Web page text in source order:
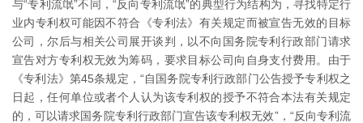
与“专利流氓”不同，“反向专利流氓”的典型行为结构为，寻找特定行
业内专利权可能因不符合《专利法》有关规定而被宣告无效的目标
公司，尔后与相关公司展开谈判，以不向国务院专利行政部门请求
宣告对方专利权无效为筹码，要求目标公司向自身支付费用。由于
《专利法》第45条规定，“自国务院专利行政部门公告授予专利权之
日起，任何单位或者个人认为该专利权的授予不符合本法有关规定
的，可以请求国务院专利行政部门宣告该专利权无效”，“反向专利流